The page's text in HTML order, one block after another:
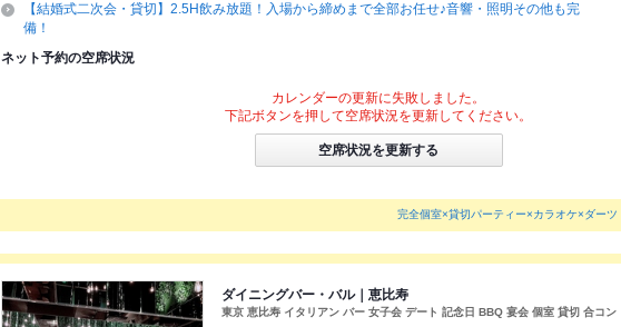
【結婚式二次会・貸切】2.5H飲み放題！入場から締めまで全部お任せ♪音響・照明その他も完
備！
ネット予約の空席状況
カレンダーの更新に失敗しました。
下記ボタンを押して空席状況を更新してください。
空席状況を更新する
完全個室×貸切パーティー×カラオケ×ダ
ダイニングバー・バル｜恵比寿
東京 恵比寿 イタリアン バー 女子会 デート 記念日 BBQ 宴会 個室 貸切 合コン